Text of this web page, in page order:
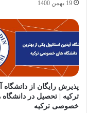
19 بهمن 1400
پذیرش رایگان از دانشگاه
ترکیه | تحصیل در دانشگاه
خصوصی ترکیه